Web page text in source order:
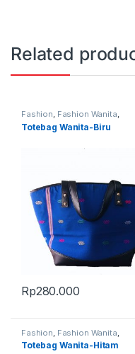
Related
Fashion Fashion Wanita
Produk Terbaru
Totebag Wanita-Biru
Rp280.000
Fashion Fashion Wanita
Perlengkapan Adat,Produk
Terbaru,Tas
Totebag Wanita-Hitam